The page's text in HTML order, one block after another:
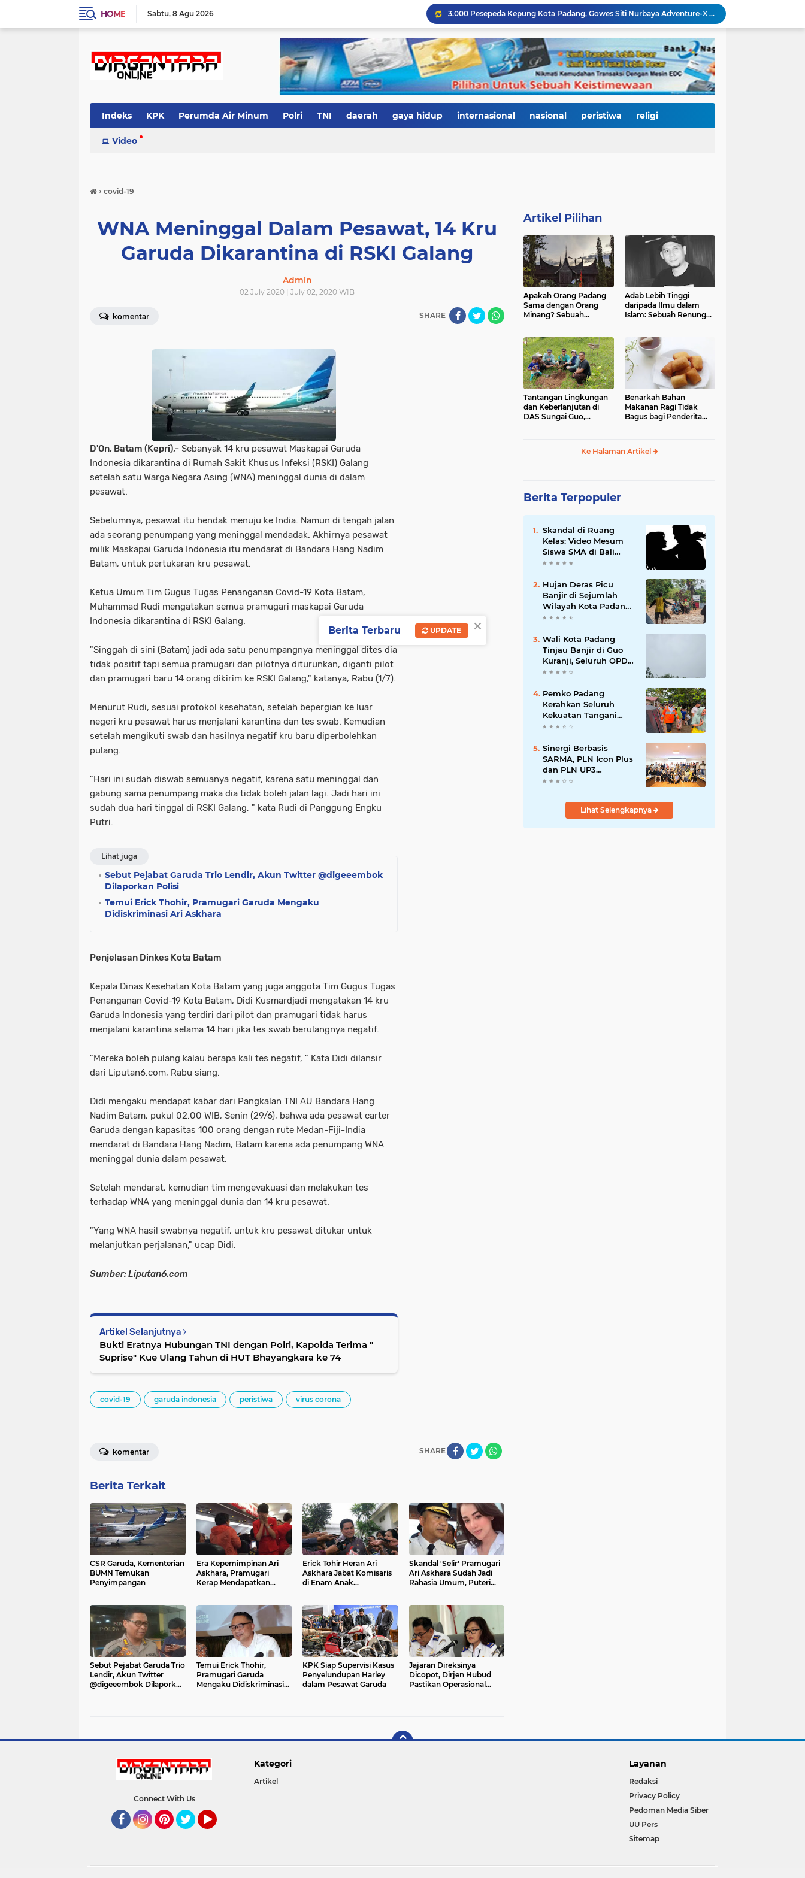
HOME Sabtu 8 Agu 2026
3.000 Pesepeda Kepung Kota Padang, Gowes Siti Nurbaya Adventure-X Jadi Pesta Olahraga dan Promosi Wisata
66 Kepala Dapur MBG Diproses Pecat! Ada Terlibat Judi Online hingga Kasus Keracunan Berulang
Di Hari Jadi Kota Padang ke-357, Air Mata Wawako Maigus Nasir Tumpah Saat Menemui Lansia Sebatang Kara yang Bertahun-tahun Terbaring Sakit
HJK ke-357, Fadly Amran Tegaskan Arah Baru Kota Padang: Bangkit dari Bencana, Melaju Menjadi Kota Pendidikan, Pariwisata, dan Perdagangan Bertaraf Dunia
Ratusan Pelajar Padang Antusias Kunjungi KRI Teluk Kendari, Belajar Langsung Dunia Kemaritiman dan Pertahanan Negara
Perkuat Tata Kelola Rumah Sakit Daerah, RS M. Djamil Dampingi RSUD dr. Sadikin Pariaman Wujudkan Layanan Kesehatan Berkualitas
Indeks KPK Perumda Air Minum Polri TNI daerah gaya hidup internasional nasional peristiwa religi
Video
› covid-19
WNA Meninggal Dalam Pesawat, 14 Kru
Garuda Dikarantina di RSKI Galang
Admin
02 July 2020 | July 02, 2020 WIB
komentar SHARE
D'On, Batam (Kepri),- Sebanyak 14 kru pesawat Maskapai Garuda
Indonesia dikarantina di Rumah Sakit Khusus Infeksi (RSKI) Galang
setelah satu Warga Negara Asing (WNA) meninggal dunia di dalam
pesawat.
Sebelumnya, pesawat itu hendak menuju ke India. Namun di tengah jalan
ada seorang penumpang yang meninggal mendadak. Akhirnya pesawat
milik Maskapai Garuda Indonesia itu mendarat di Bandara Hang Nadim
Batam, untuk pertukaran kru pesawat.
Ketua Umum Tim Gugus Tugas Penanganan Covid-19 Kota Batam,
Muhammad Rudi mengatakan semua pramugari maskapai Garuda
Indonesia dikarantina di RSKI Galang.
"Singgah di sini (Batam) jadi ada satu penumpangnya meninggal dites dia
tidak positif tapi semua pramugari dan pilotnya diturunkan, diganti pilot
dan pramugari baru 14 orang dikirim ke RSKI Galang," katanya, Rabu (1/7).
Menurut Rudi, sesuai protokol kesehatan, setelah bepergian ke luar
negeri kru pesawat harus menjalani karantina dan tes swab. Kemudian
setelah mengikuti swab dan hasilnya negatif kru baru diperbolehkan
pulang.
"Hari ini sudah diswab semuanya negatif, karena satu meninggal dan
gabung sama penumpang maka dia tidak boleh jalan lagi. Jadi hari ini
sudah dua hari tinggal di RSKI Galang, " kata Rudi di Panggung Engku
Putri.
Lihat juga
Sebut Pejabat Garuda Trio Lendir, Akun Twitter @digeeembok
Dilaporkan Polisi
Temui Erick Thohir, Pramugari Garuda Mengaku
Didiskriminasi Ari Askhara
Penjelasan Dinkes Kota Batam
Kepala Dinas Kesehatan Kota Batam yang juga anggota Tim Gugus Tugas
Penanganan Covid-19 Kota Batam, Didi Kusmardjadi mengatakan 14 kru
Garuda Indonesia yang terdiri dari pilot dan pramugari tidak harus
menjalani karantina selama 14 hari jika tes swab berulangnya negatif.
"Mereka boleh pulang kalau berapa kali tes negatif, " Kata Didi dilansir
dari Liputan6.com, Rabu siang.
Didi mengaku mendapat kabar dari Pangkalan TNI AU Bandara Hang
Nadim Batam, pukul 02.00 WIB, Senin (29/6), bahwa ada pesawat carter
Garuda dengan kapasitas 100 orang dengan rute Medan-Fiji-India
mendarat di Bandara Hang Nadim, Batam karena ada penumpang WNA
meninggal dunia dalam pesawat.
Setelah mendarat, kemudian tim mengevakuasi dan melakukan tes
terhadap WNA yang meninggal dunia dan 14 kru pesawat.
"Yang WNA hasil swabnya negatif, untuk kru pesawat ditukar untuk
melanjutkan perjalanan," ucap Didi.
Sumber: Liputan6.com
Artikel Selanjutnya
Bukti Eratnya Hubungan TNI dengan Polri, Kapolda Terima "
Suprise" Kue Ulang Tahun di HUT Bhayangkara ke 74
covid-19 garuda indonesia peristiwa virus corona
SHARE
komentar
Berita Terkait
CSR Garuda, Kementerian
BUMN Temukan
Penyimpangan
Era Kepemimpinan Ari
Askhara, Pramugari
Kerap Mendapatkan
Erick Tohir Heran Ari
Askhara Jabat Komisaris
di Enam Anak
Skandal 'Selir' Pramugari
Ari Askhara Sudah Jadi
Rahasia Umum, Puteri
Sebut Pejabat Garuda Trio
Lendir, Akun Twitter
@digeeembok Dilaporkan
Temui Erick Thohir,
Pramugari Garuda
Mengaku Didiskriminasi
KPK Siap Supervisi Kasus
Penyelundupan Harley
dalam Pesawat Garuda
Jajaran Direksinya
Dicopot, Dirjen Hubud
Pastikan Operasional
Artikel Pilihan
Apakah Orang Padang
Sama dengan Orang
Minang? Sebuah
Adab Lebih Tinggi
daripada Ilmu dalam
Islam: Sebuah Renungan
Tantangan Lingkungan
dan Keberlanjutan di
DAS Sungai Guo,
Benarkah Bahan
Makanan Ragi Tidak
Bagus bagi Penderita
Ke Halaman Artikel
Berita Terpopuler
Skandal di Ruang
Kelas: Video Mesum
Siswa SMA di Bali
Viral, Hukuman dan
Mengikuti
Hujan Deras Picu
Banjir di Sejumlah
Wilayah Kota Padang,
Warga Dievakuasi dan
Banjir Susulan
Wali Kota Padang
Tinjau Banjir di Guo
Kuranji, Seluruh OPD
Disiagakan dan
Dipercepat
Pemko Padang
Kerahkan Seluruh
Kekuatan Tangani
Dampak Banjir, Fadly
Percepatan Proyek
Pengendalian
Bencana
Sinergi Berbasis
SARMA, PLN Icon Plus
dan PLN UP3
Tanjungpinang
Strategis
Lihat Selengkapnya
Connect With Us
Kategori
Artikel
Layanan
Redaksi
Privacy Policy
Pedoman Media Siber
UU Pers
Sitemap
×
Berita Terbaru UPDATE